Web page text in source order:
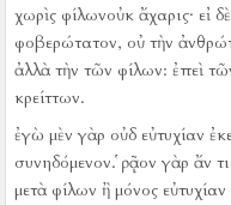
χωρὶς φίλωνοὐκ ἄχαρις· εἰ
φοβερώτατον, οὐ τὴν
ἀλλὰ τὴν τῶν φίλων: ἐπεὶ
κρείττων.
ἐγὼ μὲν γὰρ οὐδ εὐτυχίαν
συνηδόμενον. ῥᾷον γὰρ ἄν
μετὰ φίλων ἢ μόνος εὐτυχίαν